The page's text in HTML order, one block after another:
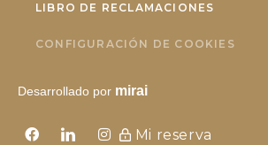
LIBRO DE RECLAMACIONES
CONFIGURACIÓN DE COOKIES
Desarrollado por mirai
Mi reserva